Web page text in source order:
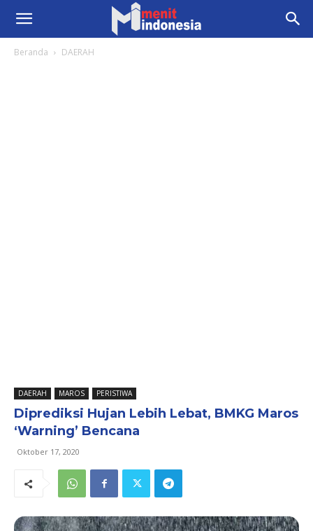
Beranda DAERAH
DAERAH MAROS PERISTIWA
Diprediksi Hujan Lebih Lebat, BMKG Maros
‘Warning’ Bencana
Oktober 17, 2020